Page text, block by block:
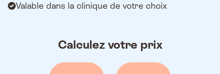
Valable dans la clinique de votre choix
Calculez votre prix